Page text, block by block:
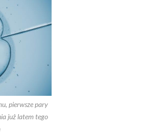
pierwsze pary
już latem tego